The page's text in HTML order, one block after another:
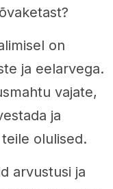
on
ja eelarvega.
vajate,
ja
olulised.
arvustusi ja